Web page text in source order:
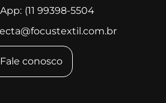
(11 99398-5504
Fale conosco